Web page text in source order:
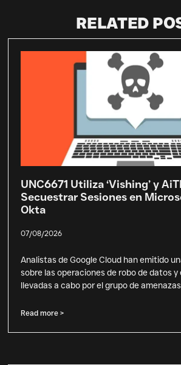
RELATED
UNC6671 Utiliza ‘Vishing’ y
Secuestrar Sesiones en
Okta
07/08/2026
Analistas de Google Cloud han emitido
sobre las operaciones de robo de datos
llevadas a cabo por el grupo de amenazas
Read more >